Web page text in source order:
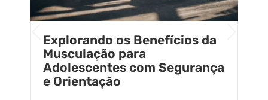
Explorando os Benefícios da
Musculação para
Adolescentes com Segurança
e Orientação